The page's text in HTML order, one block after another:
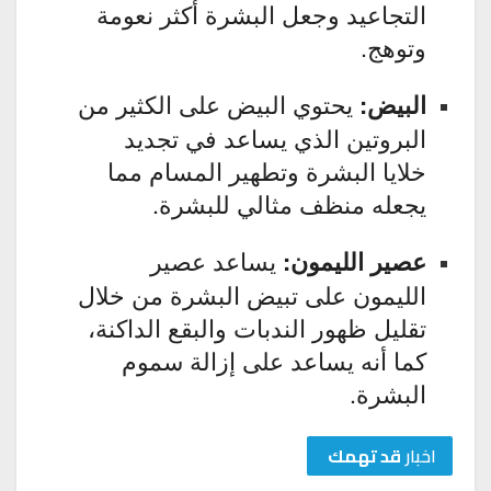
التجاعيد وجعل البشرة أكثر نعومة
وتوهج.
البيض: يحتوي البيض على الكثير من
البروتين الذي يساعد في تجديد
خلايا البشرة وتطهير المسام مما
يجعله منظف مثالي للبشرة.
عصير الليمون: يساعد عصير
الليمون على تبيض البشرة من خلال
تقليل ظهور الندبات والبقع الداكنة،
كما أنه يساعد على إزالة سموم
البشرة.
اخبارقد تهمك